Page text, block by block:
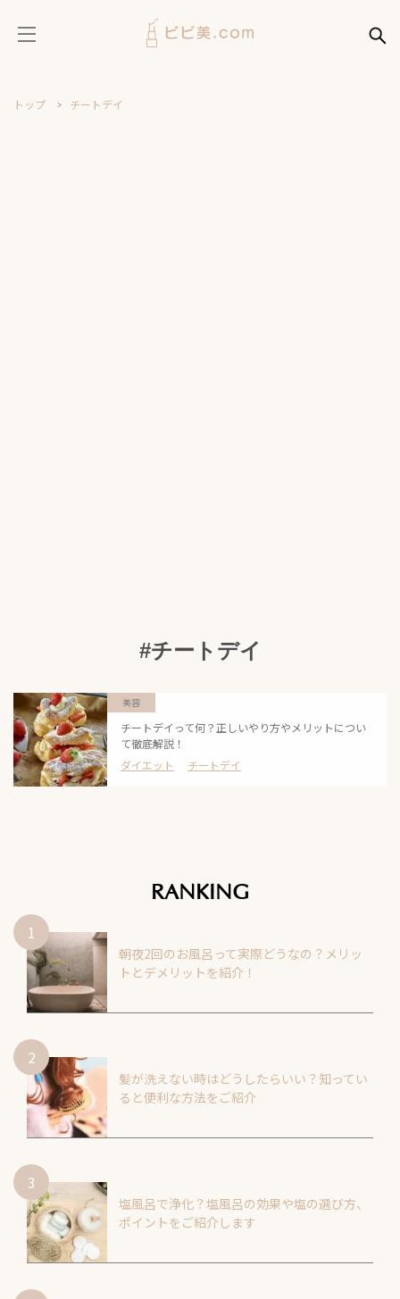
トップ チートデイ
#チートデイ
美容
チートデイって何？正しいやり方やメリットについ
て徹底解説！
ダイエット
チートデイ
RANKING
朝夜2回のお風呂って実際どうなの？メリッ
トとデメリットを紹介！
髪が洗えない時はどうしたらいい？知ってい
ると便利な方法をご紹介
塩風呂で浄化？塩風呂の効果や塩の選び方、
ポイントをご紹介します